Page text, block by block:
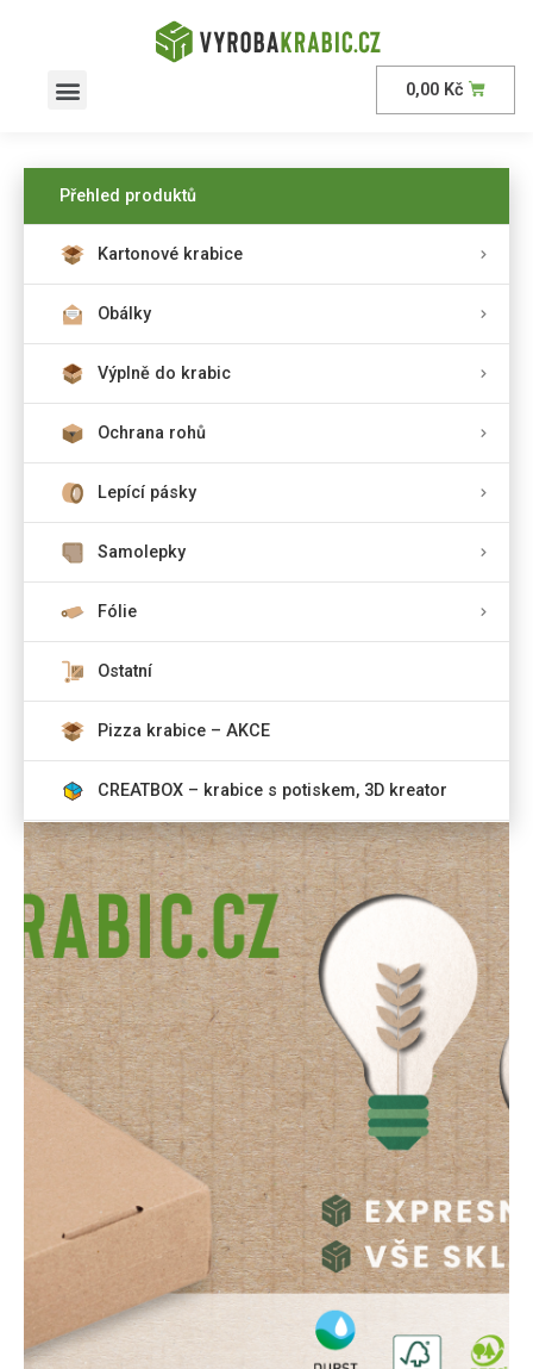
0,00 Kč
Přehled produktů
Kartonové krabice
Obálky
Výplně do krabic
Ochrana rohů
Lepící pásky
Samolepky
Fólie
Ostatní
Pizza krabice – AKCE
CREATBOX – krabice s potiskem, 3D kreator